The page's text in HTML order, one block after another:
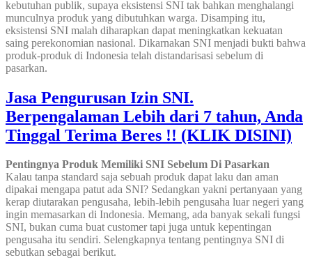
kebutuhan publik, supaya eksistensi SNI tak bahkan menghalangi
munculnya produk yang dibutuhkan warga. Disamping itu,
eksistensi SNI malah diharapkan dapat meningkatkan kekuatan
saing perekonomian nasional. Dikarnakan SNI menjadi bukti bahwa
produk-produk di Indonesia telah distandarisasi sebelum di
pasarkan.
Jasa Pengurusan Izin SNI.
Berpengalaman Lebih dari 7 tahun, Anda
Tinggal Terima Beres !! (KLIK DISINI)
Pentingnya Produk Memiliki SNI Sebelum Di Pasarkan
Kalau tanpa standard saja sebuah produk dapat laku dan aman
dipakai mengapa patut ada SNI? Sedangkan yakni pertanyaan yang
kerap diutarakan pengusaha, lebih-lebih pengusaha luar negeri yang
ingin memasarkan di Indonesia. Memang, ada banyak sekali fungsi
SNI, bukan cuma buat customer tapi juga untuk kepentingan
pengusaha itu sendiri. Selengkapnya tentang pentingnya SNI di
sebutkan sebagai berikut.